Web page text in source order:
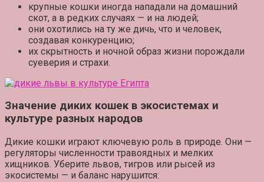
крупные кошки иногда нападали на домашний
скот, а в редких случаях — и на людей;
они охотились на ту же дичь, что и человек,
создавая конкуренцию;
их скрытность и ночной образ жизни порождали
суеверия и страхи.
Значение диких кошек в экосистемах и
культуре разных народов
Дикие кошки играют ключевую роль в природе. Они —
регуляторы численности травоядных и мелких
хищников. Уберите львов, тигров или рысей из
экосистемы — и баланс нарушится: